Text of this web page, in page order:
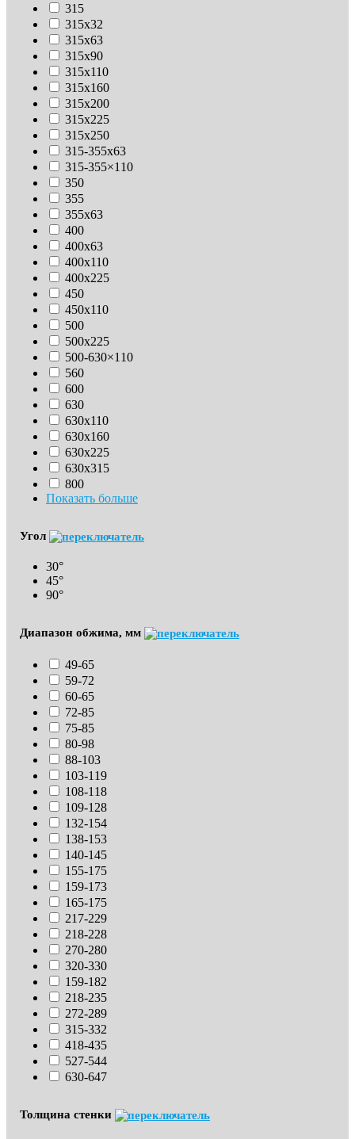
315
315х32
315х63
315х90
315х110
315х160
315х200
315х225
315х250
315-355х63
315-355×110
350
355
355х63
400
400х63
400х110
400х225
450
450х110
500
500х225
500-630×110
560
600
630
630х110
630x160
630х225
630х315
800
Показать больше
Угол
30°
45°
90°
Диапазон обжима, мм
49-65
59-72
60-65
72-85
75-85
80-98
88-103
103-119
108-118
109-128
132-154
138-153
140-145
155-175
159-173
165-175
217-229
218-228
270-280
320-330
159-182
218-235
272-289
315-332
418-435
527-544
630-647
Толщина стенки